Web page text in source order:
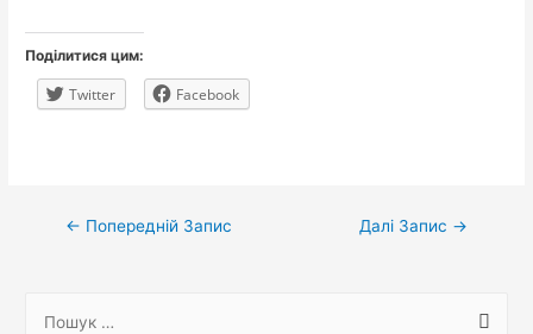
Поділитися цим:
Twitter Facebook
Навігація
← Попередній Запис Далі Запис →